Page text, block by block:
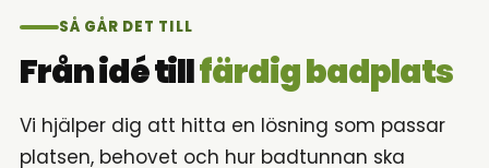
SÅ GÅR DET TILL
Från idé tillfärdig badplats
Vi hjälper dig att hitta en lösning som passar
platsen, behovet och hur badtunnan ska